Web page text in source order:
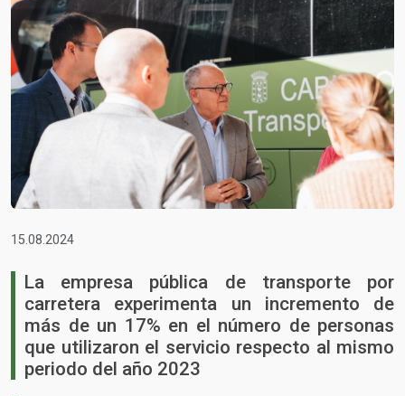
15.08.2024
La empresa pública de transporte por
carretera experimenta un incremento de
más de un 17% en el número de personas
que utilizaron el servicio respecto al mismo
periodo del año 2023